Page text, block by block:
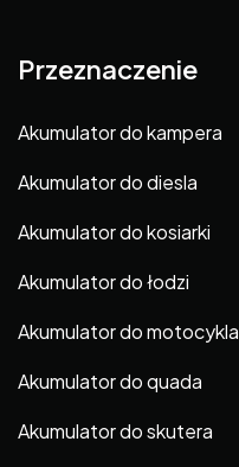
Przeznaczenie
Akumulator do kampera
Akumulator do diesla
Akumulator do kosiarki
Akumulator do łodzi
Akumulator do motocykla
Akumulator do quada
Akumulator do skutera